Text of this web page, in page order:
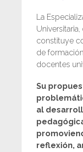
La
constituye
de
docentes
Su
al
reflexión,